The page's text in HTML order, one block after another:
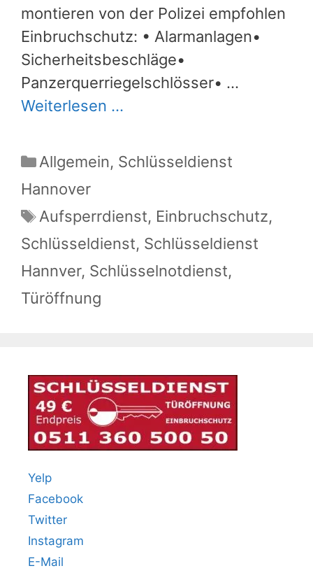
montieren von der Polizei empfohlen
Einbruchschutz: • Alarmanlagen•
Sicherheitsbeschläge•
Panzerquerriegelschlösser• …
Weiterlesen …
Kategorien
Allgemein, Schlüsseldienst
Hannover
Schlagwörter
Aufsperrdienst, Einbruchschutz,
Schlüsseldienst, Schlüsseldienst
Hannver, Schlüsselnotdienst,
Türöffnung
Yelp
Facebook
Twitter
Instagram
E-Mail